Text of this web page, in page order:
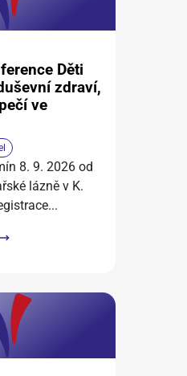
Děti
zdraví,
ve
8. 9. 2026 od
lázně v K.
...